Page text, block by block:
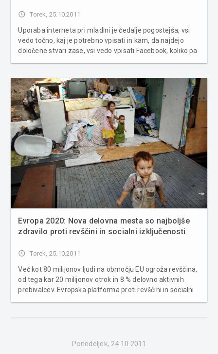
access_time Torek, 25.10.2011
Uporaba interneta pri mladini je čedalje pogostejša, vsi
vedo točno, kaj je potrebno vpisati in kam, da najdejo
določene stvari zase, vsi vedo vpisati Facebook, koliko pa
ampak ga ...
Evropa 2020: Nova delovna mesta so najboljše
zdravilo proti revščini in socialni izključenosti
access_time Torek, 25.10.2011
Več kot 80 milijonov ljudi na območju EU ogroža revščina,
od tega kar 20 milijonov otrok in 8 % delovno aktivnih
prebivalcev. Evropska platforma proti revščini in socialni
Ponedeljek, 24.10.2011